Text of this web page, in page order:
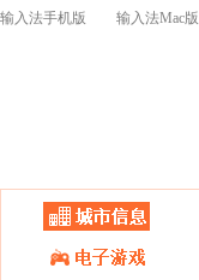
输入法手机版 输入法Mac版